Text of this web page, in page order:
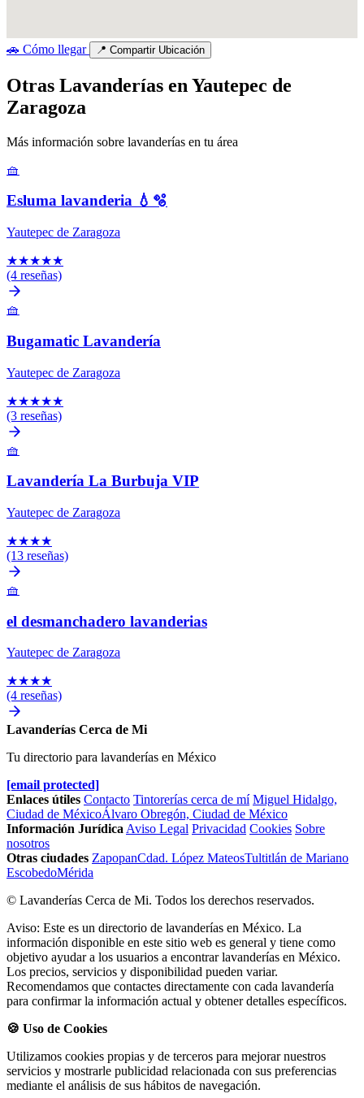
🚗 Cómo llegar 📍 Compartir Ubicación
Otras Lavanderías en Yautepec de
Zaragoza
Más información sobre lavanderías en tu área
🧺
Esluma lavanderia 💧🫧
Yautepec de Zaragoza
★★★★★
(4 reseñas)
🧺
Bugamatic Lavandería
Yautepec de Zaragoza
★★★★★
(3 reseñas)
🧺
Lavandería La Burbuja VIP
Yautepec de Zaragoza
★★★★
(13 reseñas)
🧺
el desmanchadero lavanderias
Yautepec de Zaragoza
★★★★
(4 reseñas)
Lavanderías Cerca de Mi
Tu directorio para lavanderías en México
[email protected]
Enlaces útiles Contacto Tintorerías cerca de mí Miguel Hidalgo,
Ciudad de MéxicoÁlvaro Obregón, Ciudad de México
Información Jurídica Aviso Legal Privacidad Cookies Sobre
nosotros
Otras ciudades ZapopanCdad. López MateosTultitlán de Mariano
EscobedoMérida
© Lavanderías Cerca de Mi. Todos los derechos reservados.
Aviso: Este es un directorio de lavanderías en México. La
información disponible en este sitio web es general y tiene como
objetivo ayudar a los usuarios a encontrar lavanderías en México.
Los precios, servicios y disponibilidad pueden variar.
Recomendamos que contactes directamente con cada lavandería
para confirmar la información actual y obtener detalles específicos.
🍪 Uso de Cookies
Utilizamos cookies propias y de terceros para mejorar nuestros
servicios y mostrarle publicidad relacionada con sus preferencias
mediante el análisis de sus hábitos de navegación.